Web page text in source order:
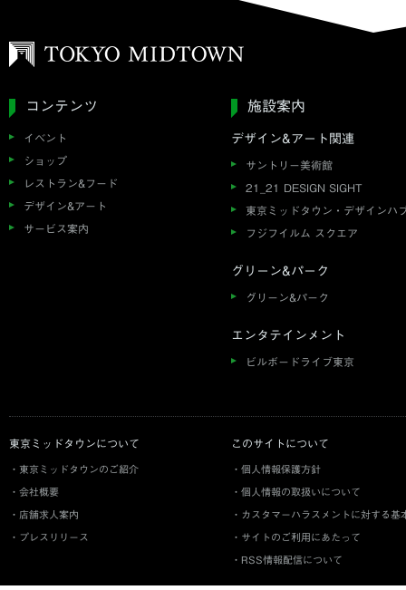
コンテンツ
イベント
ショップ
レストラン&フード
デザイン&アート
サービス案内
施設案内
デザイン&アート関連
サントリー美術館
21_21 DESIGN SIGHT
東京ミッドタウン・デザインハ
フジフイルム スクエア
グリーン&パーク
グリーン&パーク
エンタテインメント
ビルボードライブ東京
東京ミッドタウンについて
東京ミッドタウンのご紹介
会社概要
店舗求人案内
プレスリリース
このサイトについて
個人情報保護方針
個人情報の取扱いについて
カスタマーハラスメントに対する基
サイトのご利用にあたって
RSS情報配信について